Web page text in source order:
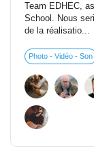
Team EDHEC,
School. Nous
de la réalisatio...
Photo - Vidéo - Son